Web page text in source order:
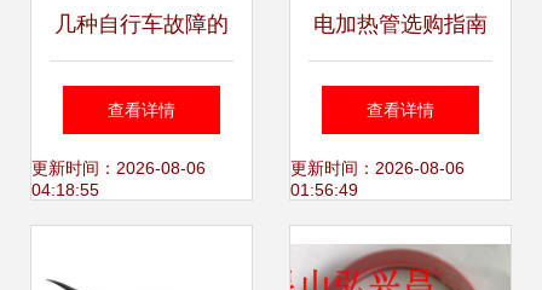
几种自行车故障的
应急处理办法参考
查看详情
更新时间：2026-08-06
04:18:55
电加热管选购指南
北京基世林业五金
交电经营部提供专
业支持
查看详情
更新时间：2026-08-06
01:56:49